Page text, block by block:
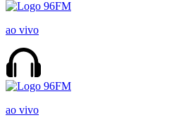
ao vivo
ao vivo